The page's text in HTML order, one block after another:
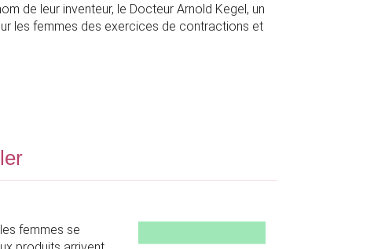
de leur inventeur, le Docteur Arnold Kegel, un
les femmes des exercices de contractions et
femmes se